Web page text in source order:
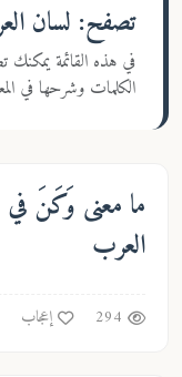
تصفح: لسان
في هذه القائمة
الكلمات وشرحها في
ما معنى وَكَنَ
العرب
294 إعجاب